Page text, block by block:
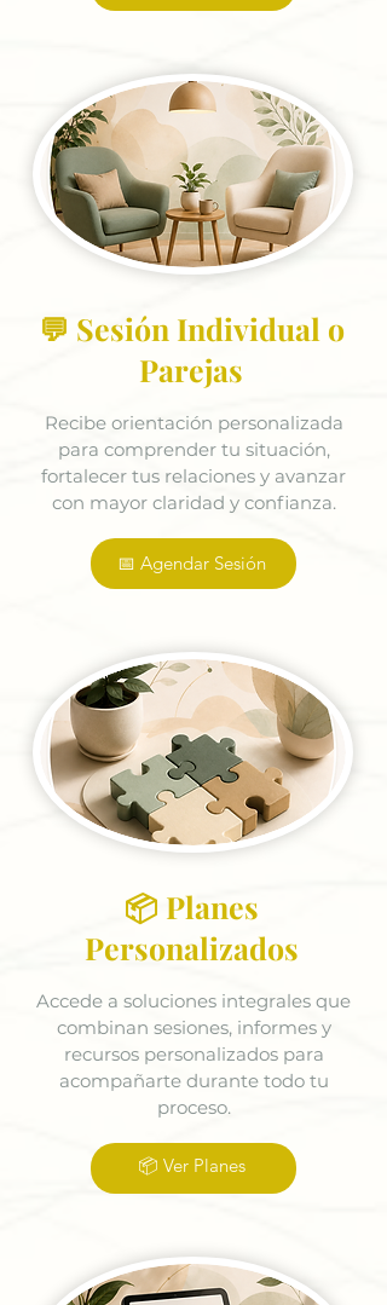
💬 Sesión Individual o
Parejas
Recibe orientación personalizada
para comprender tu situación,
fortalecer tus relaciones y avanzar
con mayor claridad y confianza.
📅 Agendar Sesión
📦 Planes
Personalizados
Accede a soluciones integrales que
combinan sesiones, informes y
recursos personalizados para
acompañarte durante todo tu
proceso.
📦 Ver Planes